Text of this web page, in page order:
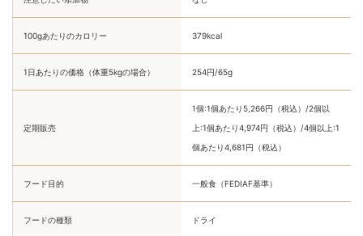
100gあたりのカロリー 379kcal
1日あたりの価格（体重5kgの場合） 254円/65g
定期販売
1個:1個あたり5,266円（税込）/2個以
上:1個あたり4,974円（税込）/4個以上:1
個あたり4,681円（税込）
フード目的 一般食（FEDIAF基準）
フードの種類 ドライ